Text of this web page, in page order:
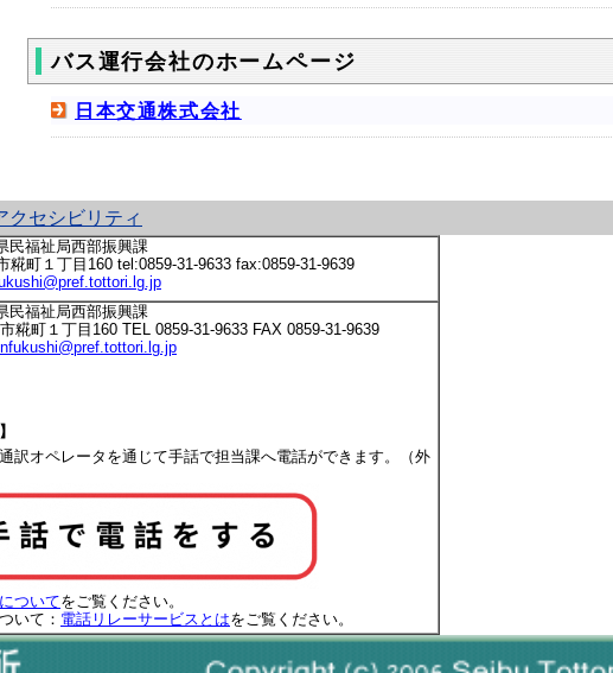
バス運行会社のホームページ
日本交通株式会社
クセシビリティ
民福祉局西部振興課
糀町１丁目160 tel:0859-31-9633 fax:0859-31-9639
民福祉局西部振興課
糀町１丁目160 TEL 0859-31-9633 FAX 0859-31-9639
訳オペレータを通じて手話で担当課へ電話ができます。（外
ついてをご覧ください。
いて： 電話リレーサービスとはをご覧ください。